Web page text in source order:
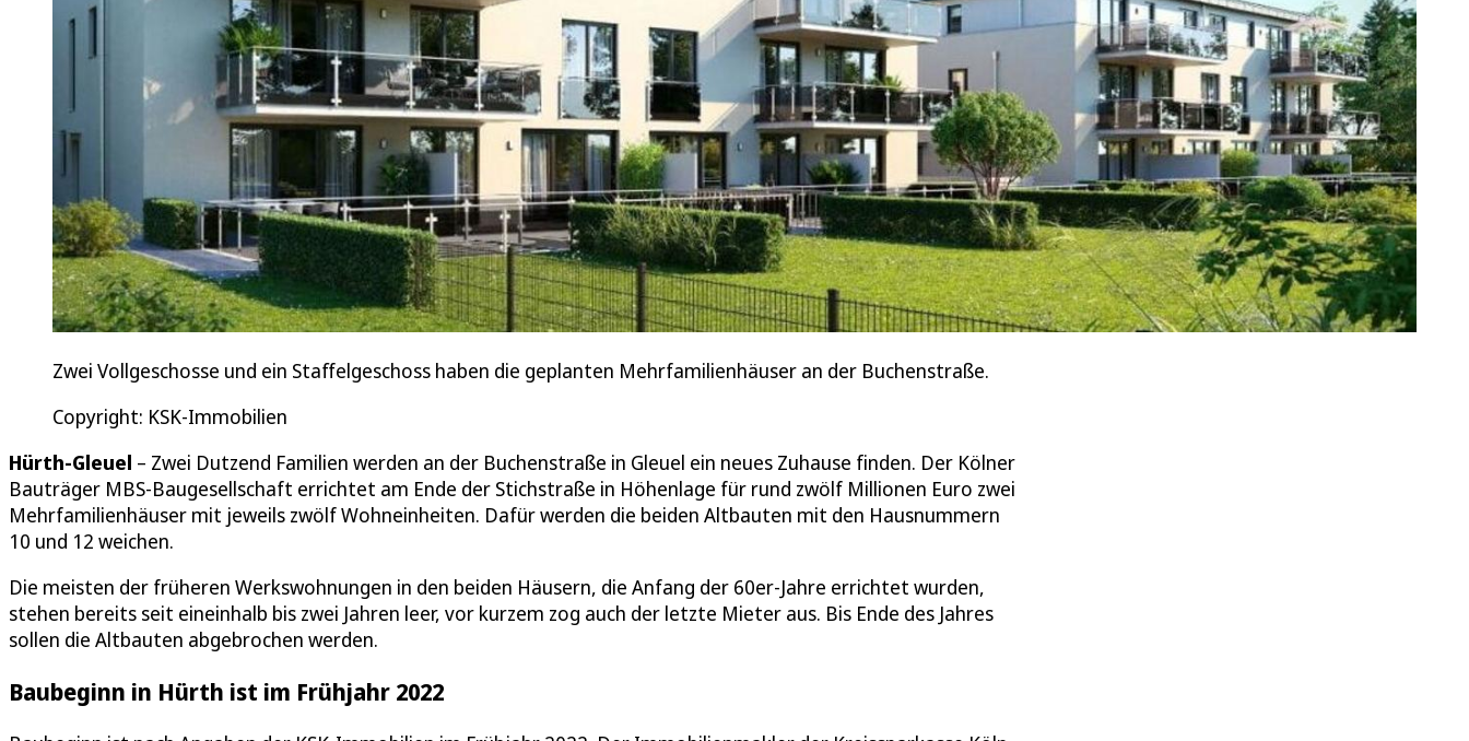
Zwei Vollgeschosse und ein Staffelgeschoss haben die geplanten Mehrfamilienhäuser an der Buchenstraße.
Copyright: KSK-Immobilien
Hürth-Gleuel – Zwei Dutzend Familien werden an der Buchenstraße in Gleuel ein neues Zuhause finden. Der Kölner
Bauträger MBS-Baugesellschaft errichtet am Ende der Stichstraße in Höhenlage für rund zwölf Millionen Euro zwei
Mehrfamilienhäuser mit jeweils zwölf Wohneinheiten. Dafür werden die beiden Altbauten mit den Hausnummern
10 und 12 weichen.
Die meisten der früheren Werkswohnungen in den beiden Häusern, die Anfang der 60er-Jahre errichtet wurden,
stehen bereits seit eineinhalb bis zwei Jahren leer, vor kurzem zog auch der letzte Mieter aus. Bis Ende des Jahres
sollen die Altbauten abgebrochen werden.
Baubeginn in Hürth ist im Frühjahr 2022